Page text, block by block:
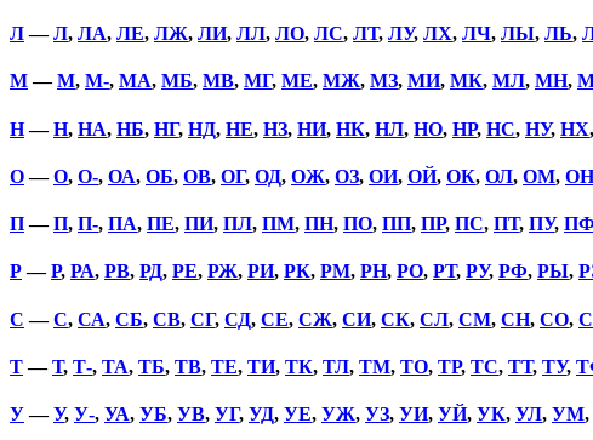
Л—Л, ЛА, ЛЕ, ЛЖ, ЛИ, ЛЛ, ЛО, ЛС, ЛТ, ЛУ, ЛХ, ЛЧ, ЛЫ, ЛЬ,
М—М, М-, МА, МБ, МВ, МГ, МЕ, МЖ, МЗ, МИ, МК, МЛ, МН,
Н—Н, НА, НБ, НГ, НД, НЕ, НЗ, НИ, НК, НЛ, НО, НР, НС, НУ, НХ,
О—О, О-, ОА, ОБ, ОВ, ОГ, ОД, ОЖ, ОЗ, ОИ, ОЙ, ОК, ОЛ, ОМ, ОН
П—П, П-, ПА, ПЕ, ПИ, ПЛ, ПМ, ПН, ПО, ПП, ПР, ПС, ПТ, ПУ, ПФ
Р—Р, РА, РВ, РД, РЕ, РЖ, РИ, РК, РМ, РН, РО, РТ, РУ, РФ, РЫ,
С —С, СА, СБ, СВ, СГ, СД, СЕ, СЖ, СИ, СК, СЛ, СМ, СН, СО,
Т—Т, Т-, ТА, ТБ, ТВ, ТЕ, ТИ, ТК, ТЛ, ТМ, ТО, ТР, ТС, ТТ, ТУ,
У—У, У-, УА, УБ, УВ, УГ, УД, УЕ, УЖ, УЗ, УИ, УЙ, УК, УЛ, УМ,